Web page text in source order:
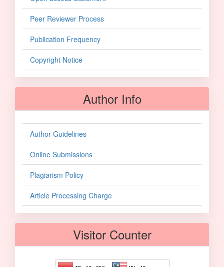
Peer Reviewer Process
Publication Frequency
Copyright Notice
Author Info
Author Guidelines
Online Submissions
Plagiarism Policy
Article Processing Charge
Visitor Counter